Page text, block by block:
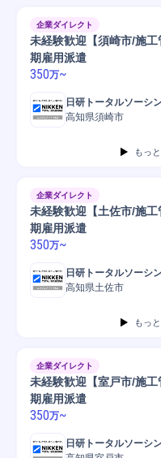
企業ダイレクト
未経験歓迎【須崎市/施
期雇用派遣
350万~
日研トータルソーシ
高知県須崎市
もっ
企業ダイレクト
未経験歓迎【土佐市/施
期雇用派遣
350万~
日研トータルソーシ
高知県土佐市
もっ
企業ダイレクト
未経験歓迎【室戸市/施
期雇用派遣
350万~
日研トータルソーシ